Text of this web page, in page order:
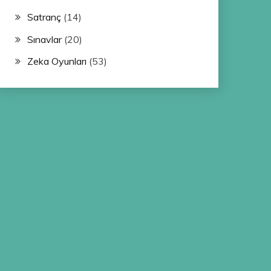
Satranç(14)
Sınavlar(20)
Zeka Oyunları (53)